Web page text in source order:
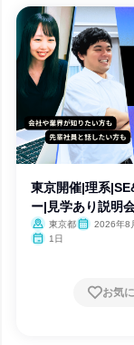
東京開催|理系
ー|見学あり説明
東京都
2026年8
1日
お気